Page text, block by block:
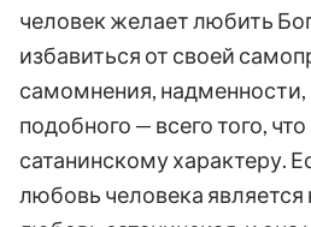
человек желает любить
избавиться от своей
самомнения, надменности,
подобного — всего того,
сатанинскому характеру.
любовь человека является